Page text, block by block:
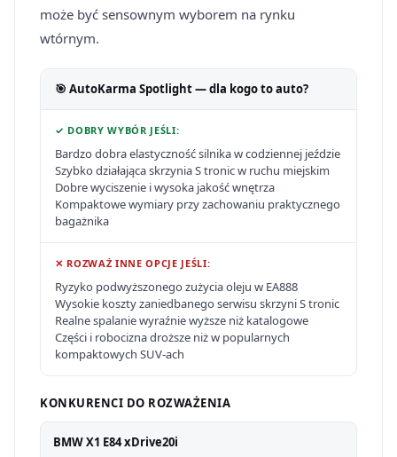
może być sensownym wyborem na rynku
wtórnym.
🎯 AutoKarma Spotlight — dla kogo to auto?
✓ DOBRY WYBÓR JEŚLI:
Bardzo dobra elastyczność silnika w codziennej jeździe
Szybko działająca skrzynia S tronic w ruchu miejskim
Dobre wyciszenie i wysoka jakość wnętrza
Kompaktowe wymiary przy zachowaniu praktycznego
bagażnika
✕ ROZWAŻ INNE OPCJE JEŚLI:
Ryzyko podwyższonego zużycia oleju w EA888
Wysokie koszty zaniedbanego serwisu skrzyni S tronic
Realne spalanie wyraźnie wyższe niż katalogowe
Części i robocizna droższe niż w popularnych
kompaktowych SUV-ach
KONKURENCI DO ROZWAŻENIA
BMW X1 E84 xDrive20i